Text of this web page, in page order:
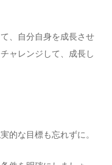
、自分自身を成長させ
ャレンジして、成長し
的な目標も忘れずに。